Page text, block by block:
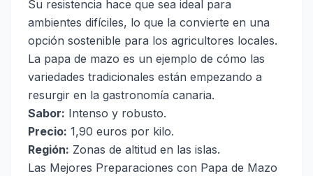
Su resistencia hace que sea ideal para
ambientes difíciles, lo que la convierte en una
opción sostenible para los agricultores locales.
La papa de mazo es un ejemplo de cómo las
variedades tradicionales están empezando a
resurgir en la gastronomía canaria.
Sabor: Intenso y robusto.
Precio: 1,90 euros por kilo.
Región: Zonas de altitud en las islas.
Las Mejores Preparaciones con Papa de Mazo